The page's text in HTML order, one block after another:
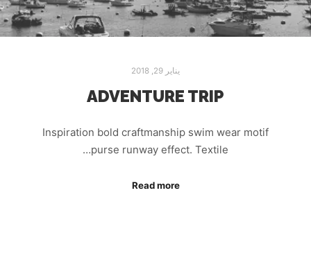
يناير 29, 2018
ADVENTURE TRIP
Inspiration bold craftmanship swim wear motif
purse runway effect. Textile…
Read more